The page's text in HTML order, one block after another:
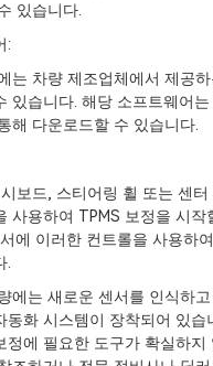
있습니다.
:
는 차량 제조업체에서 제공
있습니다. 해당 소프트웨어
해 다운로드할 수 있습니다.
보드, 스티어링 휠 또는 센터
사용하여 TPMS 보정을 시작
에 이러한 컨트롤을 사용하
.
에는 새로운 센서를 인식하
동화 시스템이 장착되어 있습
정에 필요한 도구가 확실하지